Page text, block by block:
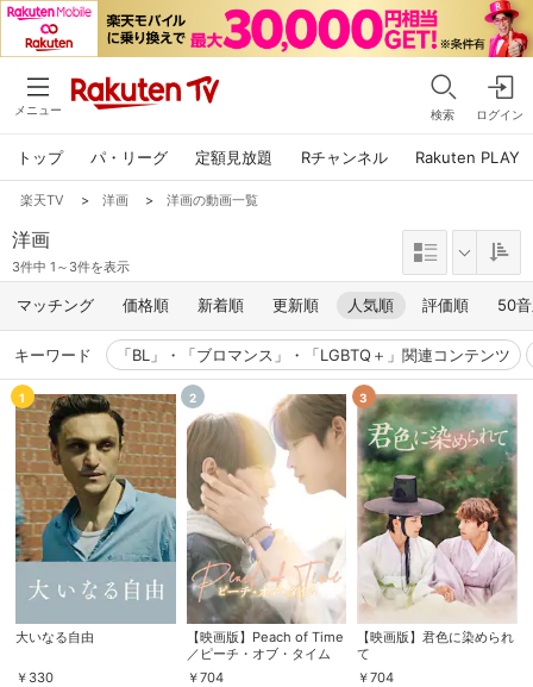
メニュー 検索 ログイン
トップ パ・リーグ 定額見放題 Rチャンネル Rakuten PLAY
楽天TV > 洋画 > 洋画の動画一覧
洋画
3件中 1～3件を表示
マッチング 価格順 新着順 更新順 人気順 評価順 50
キーワード 「BL」・「ブロマンス」・「LGBTQ＋」関連コンテンツ
1
大いなる自由
￥ 330
2
【映画版】Peach of Time
／ピーチ・オブ・タイム
￥704
3
【映画版】君色に染められ
て
￥704